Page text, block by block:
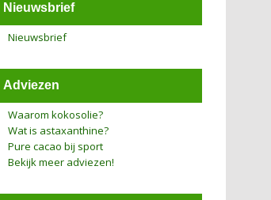
Nieuwsbrief
Nieuwsbrief
Adviezen
Waarom kokosolie?
Wat is astaxanthine?
Pure cacao bij sport
Bekijk meer adviezen!